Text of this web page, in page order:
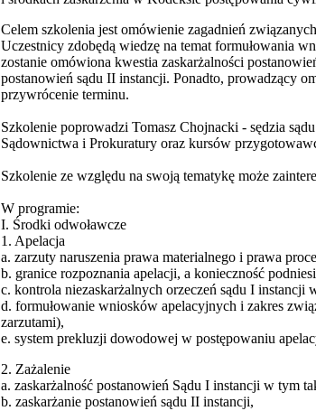
Celem szkolenia jest omówienie zagadnień
Uczestnicy zdobędą wiedzę na temat formułowania
zostanie omówiona kwestia zaskarżalności
postanowień sądu II instancji. Ponadto, prowadzący
przywrócenie terminu.
Szkolenie poprowadzi Tomasz Chojnacki - sędzia
Sądownictwa i Prokuratury oraz kursów
Szkolenie ze względu na swoją tematykę może
W programie:
I. Środki odwoławcze
1. Apelacja
a. zarzuty naruszenia prawa materialnego i prawa
b. granice rozpoznania apelacji, a konieczność
c. kontrola niezaskarżalnych orzeczeń sądu I instancji
d. formułowanie wniosków apelacyjnych i zakres
zarzutami),
e. system prekluzji dowodowej w postępowaniu
2. Zażalenie
a. zaskarżalność postanowień Sądu I instancji w tym
b. zaskarżanie postanowień sądu II instancji,